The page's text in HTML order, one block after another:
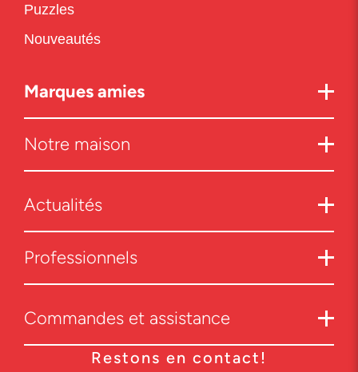
Puzzles
Nouveautés
Marques amies
Notre maison
Actualités
Professionnels
Commandes et assistance
Restons en contact!